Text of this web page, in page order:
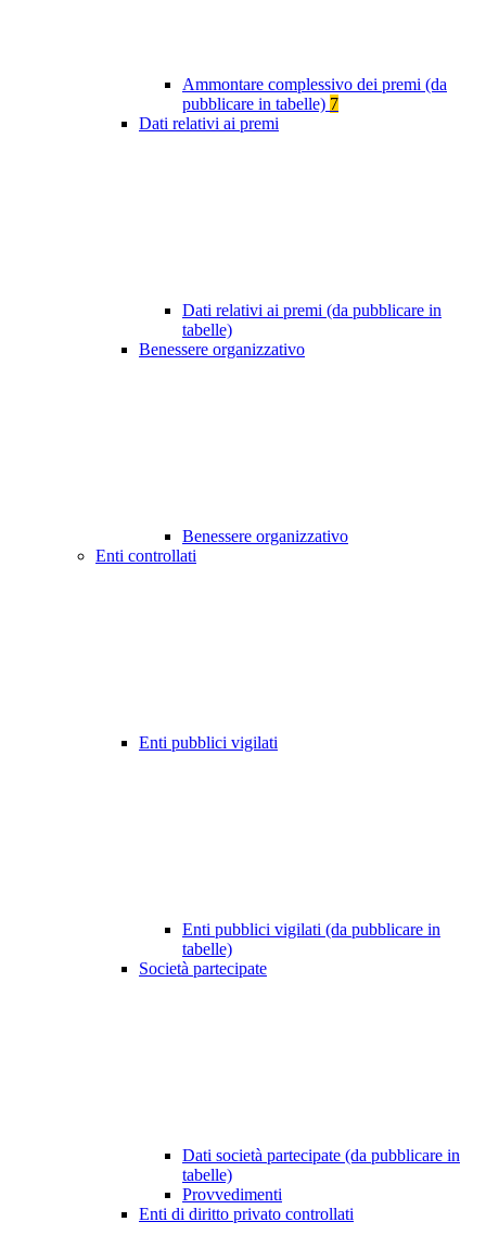
Ammontare complessivo dei premi (da
pubblicare in tabelle) 7
Dati relativi ai premi
Dati relativi ai premi (da pubblicare in
tabelle)
Benessere organizzativo
Benessere organizzativo
Enti controllati
Enti pubblici vigilati
Enti pubblici vigilati (da pubblicare in
tabelle)
Società partecipate
Dati società partecipate (da pubblicare in
tabelle)
Provvedimenti
Enti di diritto privato controllati